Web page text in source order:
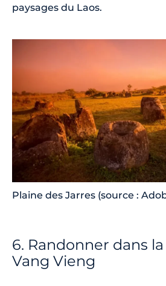
paysages du Laos.
Plaine des Jarres (source :
6. Randonner dans
Vang Vieng